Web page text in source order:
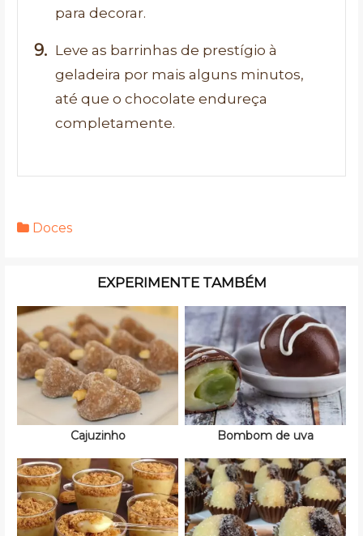
para decorar.
Leve as barrinhas de prestígio à
geladeira por mais alguns minutos,
até que o chocolate endureça
completamente.
Doces
EXPERIMENTE TAMBÉM
Cajuzinho Bombom de uva